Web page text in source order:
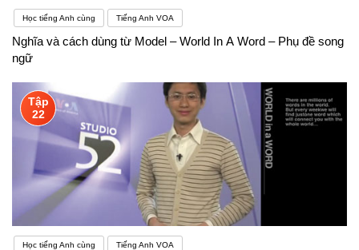
Học tiếng Anh cùng Tiếng Anh VOA
Nghĩa và cách dùng từ Model – World In A Word – Phụ đề song
ngữ
Tập
22
Học tiếng Anh cùng Tiếng Anh VOA